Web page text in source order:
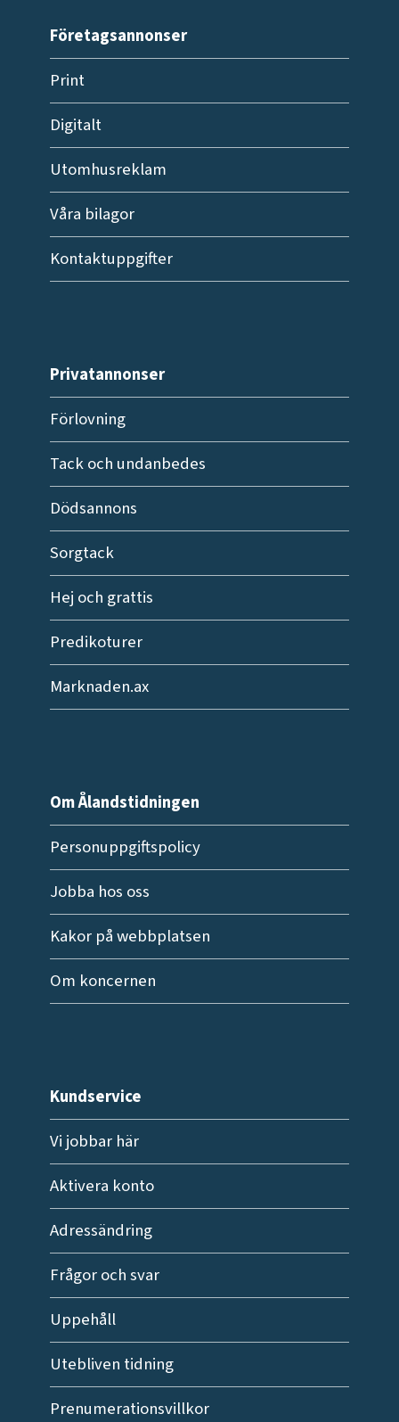
Företagsannonser
Print
Digitalt
Utomhusreklam
Våra bilagor
Kontaktuppgifter
Privatannonser
Förlovning
Tack och undanbedes
Dödsannons
Sorgtack
Hej och grattis
Predikoturer
Marknaden.ax
Om Ålandstidningen
Personuppgiftspolicy
Jobba hos oss
Kakor på webbplatsen
Om koncernen
Kundservice
Vi jobbar här
Aktivera konto
Adressändring
Frågor och svar
Uppehåll
Utebliven tidning
Prenumerationsvillkor